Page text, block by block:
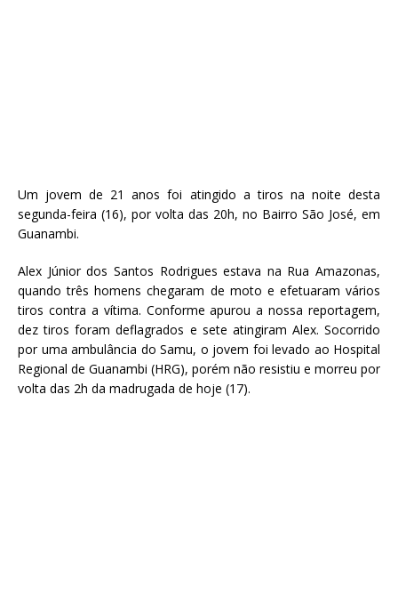
Um jovem de 21 anos foi atingido a tiros na noite desta
segunda-feira (16), por volta das 20h, no Bairro São José, em
Guanambi.
Alex Júnior dos Santos Rodrigues estava na Rua Amazonas,
quando três homens chegaram de moto e efetuaram vários
tiros contra a vítima. Conforme apurou a nossa reportagem,
dez tiros foram deflagrados e sete atingiram Alex. Socorrido
por uma ambulância do Samu, o jovem foi levado ao Hospital
Regional de Guanambi (HRG), porém não resistiu e morreu por
volta das 2h da madrugada de hoje (17).